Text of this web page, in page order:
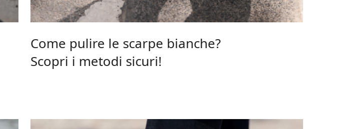
Come pulire le scarpe bianche?
Scopri i metodi sicuri!